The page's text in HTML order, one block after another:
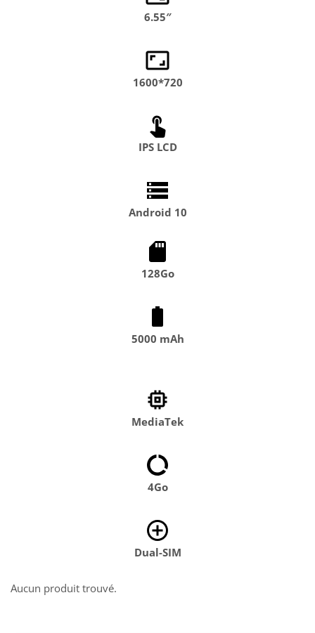
6.55″
1600*720
IPS LCD
Android 10
128Go
5000 mAh
MediaTek
4Go
Dual-SIM
Aucun produit trouvé.